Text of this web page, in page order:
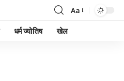
Font
Aa
धर्म ज्योतिष खेल